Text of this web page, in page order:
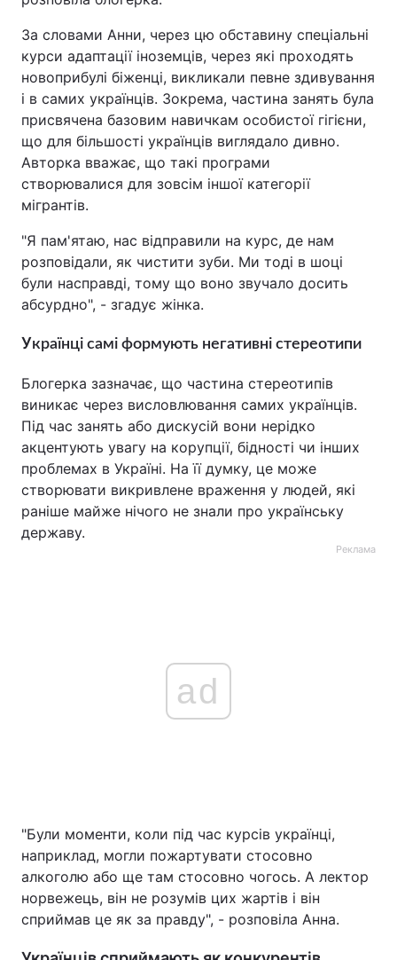
За словами Анни, через цю обставину спеціальні
курси адаптації іноземців, через які проходять
новоприбулі біженці, викликали певне здивування
і в самих українців. Зокрема, частина занять була
присвячена базовим навичкам особистої гігієни,
що для більшості українців виглядало дивно.
Авторка вважає, що такі програми
створювалися для зовсім іншої категорії
мігрантів.
"Я пам'ятаю, нас відправили на курс, де нам
розповідали, як чистити зуби. Ми тоді в шоці
були насправді, тому що воно звучало досить
абсурдно", - згадує жінка.
Українці самі формують негативні стереотипи
Блогерка зазначає, що частина стереотипів
виникає через висловлювання самих українців.
Під час занять або дискусій вони нерідко
акцентують увагу на корупції, бідності чи інших
проблемах в Україні. На її думку, це може
створювати викривлене враження у людей, які
раніше майже нічого не знали про українську
державу.
Реклама
ad
"Були моменти, коли під час курсів українці,
наприклад, могли пожартувати стосовно
алкоголю або ще там стосовно чогось. А лектор
норвежець, він не розумів цих жартів і він
сприймав це як за правду", - розповіла Анна.